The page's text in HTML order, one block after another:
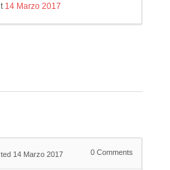
14 Marzo 2017
14 Marzo 2017 0 Comments